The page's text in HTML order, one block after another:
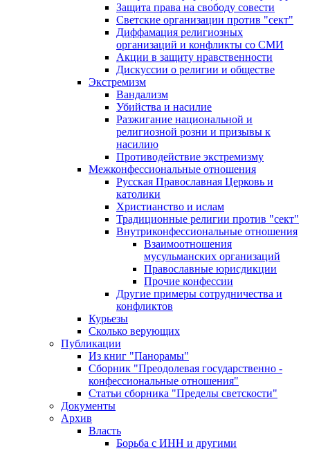
Защита права на свободу совести
Светские организации против "сект"
Диффамация религиозных
организаций и конфликты со СМИ
Акции в защиту нравственности
Дискуссии о религии и обществе
Экстремизм
Вандализм
Убийства и насилие
Разжигание национальной и
религиозной розни и призывы к
насилию
Противодействие экстремизму
Межконфессиональные отношения
Русская Православная Церковь и
католики
Христианство и ислам
Традиционные религии против "сект"
Внутриконфессиональные отношения
Взаимоотношения
мусульманских организаций
Православные юрисдикции
Прочие конфессии
Другие примеры сотрудничества и
конфликтов
Курьезы
Сколько верующих
Публикации
Из книг "Панорамы"
Сборник "Преодолевая государственно -
конфессиональные отношения"
Статьи сборника "Пределы светскости"
Документы
Архив
Власть
Борьба с ИНН и другими